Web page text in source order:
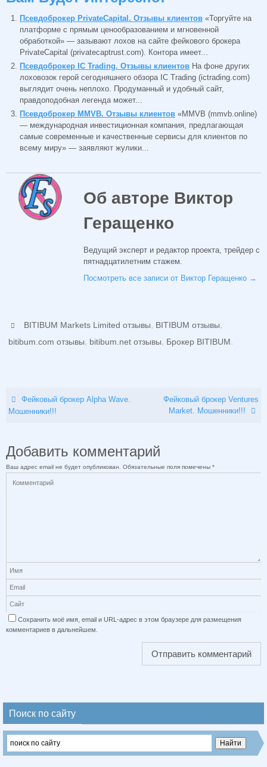
Псевдоброкер PrivateCapital. Отзывы клиентов «Торгуйте на
платформе с прямым ценообразованием и мгновенной
обработкой» — зазывают лохов на сайте фейкового брокера
PrivateCapital (privatecaptrust.com). Контора имеет...
Псевдоброкер IC Trading. Отзывы клиентов На фоне других
лоховозок герой сегодняшнего обзора IC Trading (ictrading.com)
выглядит очень неплохо. Продуманный и удобный сайт,
правдоподобная легенда может...
Псевдоброкер MMVB. Отзывы клиентов «MMVB (mmvb.online)
— международная инвестиционная компания, предлагающая
самые современные и качественные сервисы для клиентов по
всему миру» — заявляют жулики...
Об авторе Виктор
Геращенко
Ведущий эксперт и редактор проекта, трейдер с
пятнадцатилетним стажем.
Посмотреть все записи от Виктор Геращенко →
BITIBUM Markets Limited отзывы, BITIBUM отзывы,
bitibum.com отзывы, bitibum.net отзывы, Брокер BITIBUM.
Фейковый брокер Alpha Wave.
Мошенники!!!
Фейковый брокер Ventures
Market. Мошенники!!!
Добавить комментарий
Ваш адрес email не будет опубликован. Обязательные поля помечены *
Сохранить моё имя, email и URL-адрес в этом браузере для размещения
комментариев в дальнейшем.
Поиск по сайту